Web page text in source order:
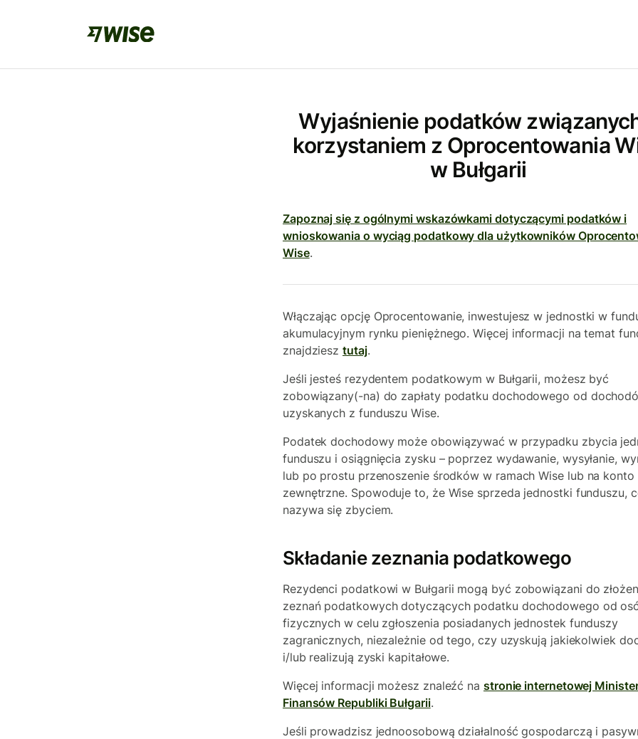
Wyjaśnienie podatków
korzystaniem z Oprocentowania
w Bułgarii
Zapoznaj się z ogólnymi wskazówkami dotyczącymi podatków i
wnioskowania o wyciąg podatkowy dla użytkowników
Wise.
Włączając opcję Oprocentowanie, inwestujesz w jednostki w
akumulacyjnym rynku pieniężnego. Więcej informacji na temat
znajdziesztutaj.
Jeśli jesteś rezydentem podatkowym w Bułgarii, możesz być
zobowiązany(-na) do zapłaty podatku dochodowego od
uzyskanych z funduszu Wise.
Podatek dochodowy może obowiązywać w przypadku zbycia
funduszu i osiągnięcia zysku – poprzez wydawanie, wysyłanie,
lub po prostu przenoszenie środków w ramach Wise lub na konto
zewnętrzne. Spowoduje to, że Wise sprzeda jednostki funduszu,
nazywa się zbyciem.
Składanie zeznania podatkowego
Rezydenci podatkowi w Bułgarii mogą być zobowiązani do
zeznań podatkowych dotyczących podatku dochodowego od
fizycznych w celu zgłoszenia posiadanych jednostek funduszy
zagranicznych, niezależnie od tego, czy uzyskują jakiekolwiek
i/lub realizują zyski kapitałowe.
Więcej informacji możesz znaleźć na stronie internetowej
Finansów Republiki Bułgarii.
Jeśli prowadzisz jednoosobową działalność gospodarczą i